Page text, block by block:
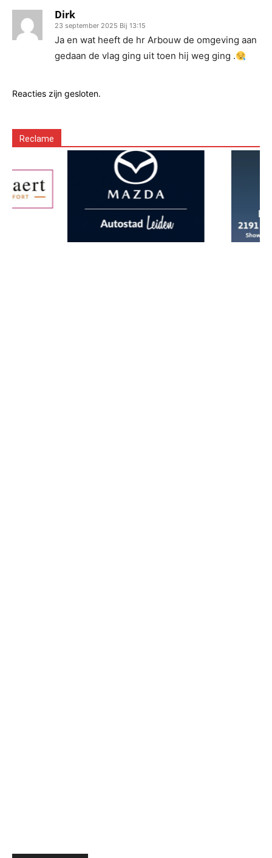
Dirk
23 september 2025 Bij 13:15
Ja en wat heeft de hr Arbouw de omgeving aan
gedaan de vlag ging uit toen hij weg ging .
Reacties zijn gesloten.
Reclame